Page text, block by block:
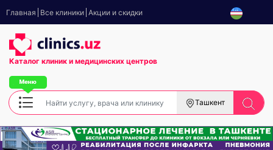
Главная Все клиники Акции и скидки
Каталог клиник и медицинских центров
Ташкент